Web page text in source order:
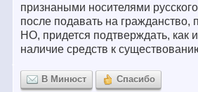
признаными носителями
после подавать на гражданство,
НО, придется подтверждать, как
наличие средств к
В Минюст Спасибо